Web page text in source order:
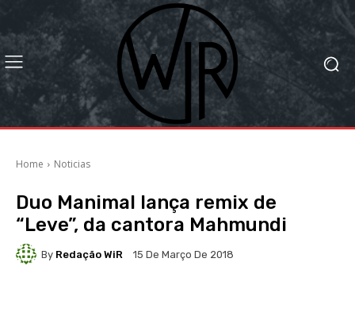
Home Noticias
Duo Manimal lança remix de
“Leve”, da cantora Mahmundi
By Redação WiR 15 De Março De 2018